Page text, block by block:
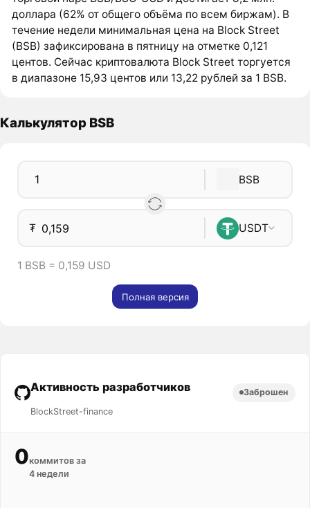
доллара (62% от общего объёма по всем биржам). В
течение недели минимальная цена на Block Street
(BSB) зафиксирована в пятницу на отметке 0,121
центов. Сейчас криптовалюта Block Street торгуется
в диапазоне 15,93 центов или 13,22 рублей за 1 BSB.
Калькулятор BSB
BSB
₮ USDT
1 BSB = 0,159 USD
Полная версия
Активность разработчиков
BlockStreet-finance
Заброшен
0коммитов за
4 недели